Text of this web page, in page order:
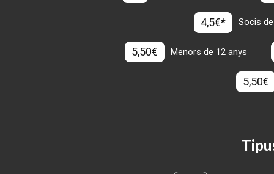
4,5€* Socis
5,50€ Menors de 12 anys
5,50€